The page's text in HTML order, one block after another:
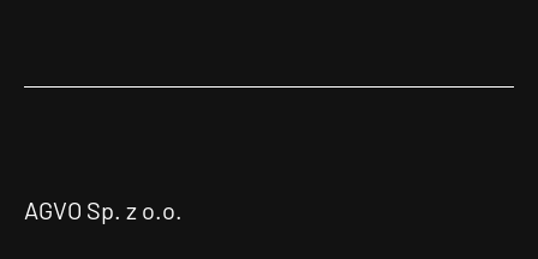
AGVO Sp. z o.o.